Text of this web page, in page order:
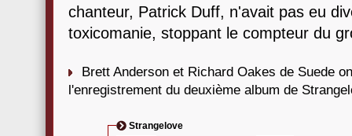
chanteur, Patrick Duff, n'avait pas eu
toxicomanie, stoppant le compteur du
Brett Anderson et Richard Oakes de Suede
l'enregistrement du deuxième album de
Strangelove